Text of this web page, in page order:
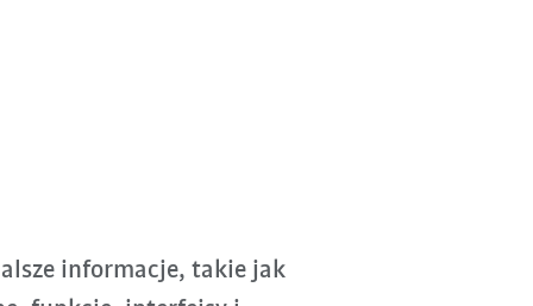
informacje, takie jak